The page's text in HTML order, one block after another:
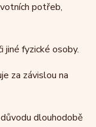
potřeb,
jiné fyzické osoby.
za závislou na
dlouhodobě